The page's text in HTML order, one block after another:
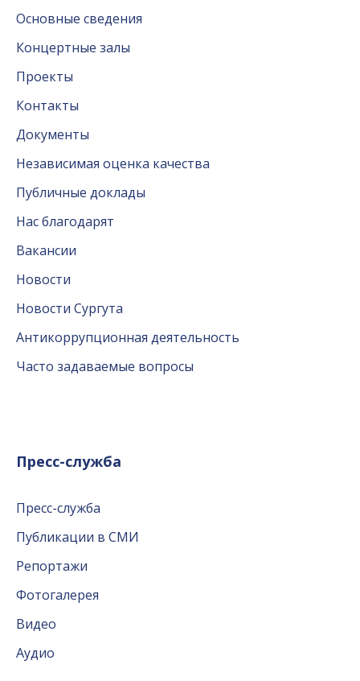
Основные сведения
Концертные залы
Проекты
Контакты
Документы
Независимая оценка качества
Публичные доклады
Нас благодарят
Вакансии
Новости
Новости Сургута
Антикоррупционная деятельность
Часто задаваемые вопросы
Пресс-служба
Пресс-служба
Публикации в СМИ
Репортажи
Фотогалерея
Видео
Аудио